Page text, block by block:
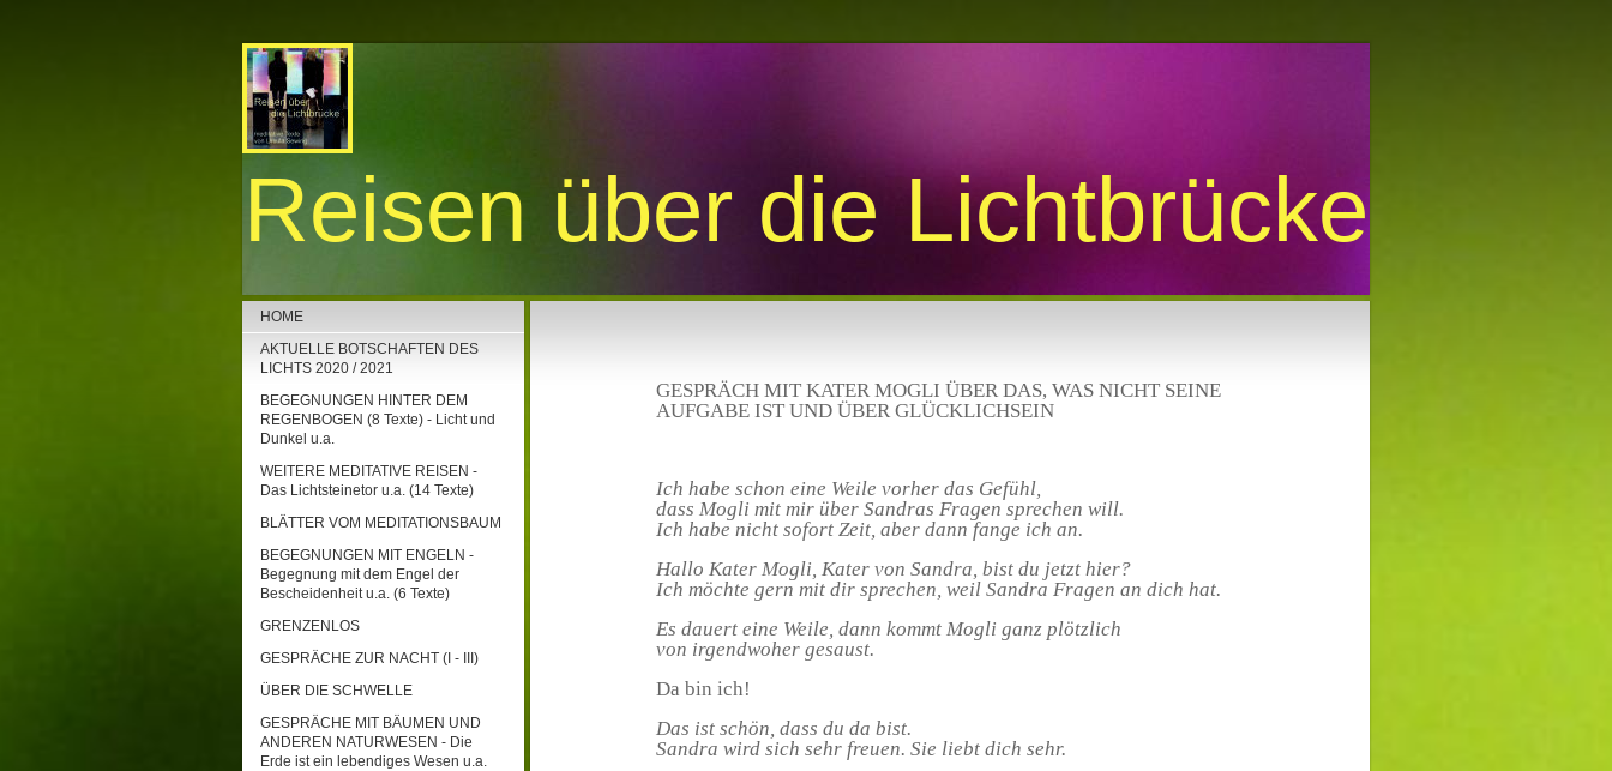
Reisen über die Lichtbrücke
HOME
AKTUELLE BOTSCHAFTEN DES
LICHTS 2020 / 2021
BEGEGNUNGEN HINTER DEM
REGENBOGEN (8 Texte) - Licht und
Dunkel u.a.
WEITERE MEDITATIVE REISEN -
Das Lichtsteinetor u.a. (14 Texte)
BLÄTTER VOM MEDITATIONSBAUM
BEGEGNUNGEN MIT ENGELN -
Begegnung mit dem Engel der
Bescheidenheit u.a. (6 Texte)
GRENZENLOS
GESPRÄCHE ZUR NACHT (I - III)
ÜBER DIE SCHWELLE
GESPRÄCHE MIT BÄUMEN UND
ANDEREN NATURWESEN - Die
Erde ist ein lebendiges Wesen u.a.
GESPRÄCH MIT KATER MOGLI ÜBER DAS, WAS NICHT SEINE
AUFGABE IST UND ÜBER GLÜCKLICHSEIN
Ich habe schon eine Weile vorher das Gefühl,
dass Mogli mit mir über Sandras Fragen sprechen will.
Ich habe nicht sofort Zeit, aber dann fange ich an.
Hallo Kater Mogli, Kater von Sandra, bist du jetzt hier?
Ich möchte gern mit dir sprechen, weil Sandra Fragen an dich hat.
Es dauert eine Weile, dann kommt Mogli ganz plötzlich
von irgendwoher gesaust.
Da bin ich!
Das ist schön, dass du da bist.
Sandra wird sich sehr freuen. Sie liebt dich sehr.